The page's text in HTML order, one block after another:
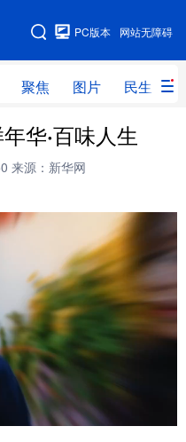
网站无障碍
PC版本
聚焦 图片 民生
社会 聚焦
访谈
服务 援疆
光影新疆
廉政频道 新华视角看新疆
河北
上海 江苏
华·百味人生
来源：新华网